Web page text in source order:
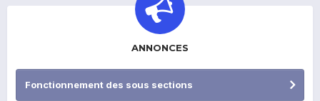
ANNONCES
Fonctionnement des sous sections